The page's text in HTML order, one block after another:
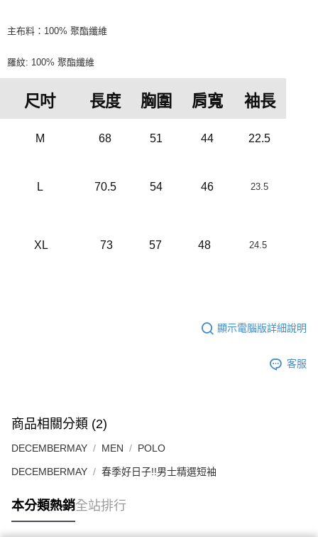
主布料：100% 聚酯纖維
羅紋: 100% 聚酯纖維
尺吋 長度 胸圍 肩寬 袖長
M 68 51 44 22.5
L 70.5 54 46 23.5
XL 73 57 48 24.5
顯示電腦版詳細說明
客服
商品相關分類 (2)
DECEMBERMAY MEN POLO
DECEMBERMAY 春季好日子!!男士精選短袖
本分類熱銷全站排行